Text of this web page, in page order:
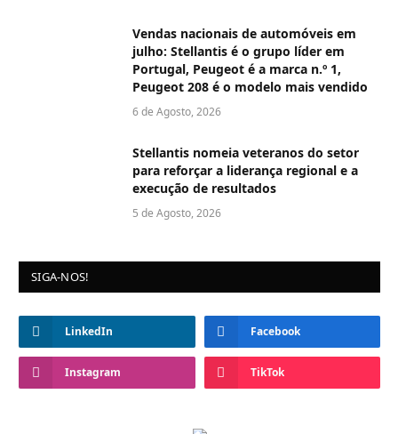
Vendas nacionais de automóveis em
julho: Stellantis é o grupo líder em
Portugal, Peugeot é a marca n.º 1,
Peugeot 208 é o modelo mais vendido
6 de Agosto, 2026
Stellantis nomeia veteranos do setor
para reforçar a liderança regional e a
execução de resultados
5 de Agosto, 2026
SIGA-NOS!
LinkedIn Facebook
Instagram TikTok